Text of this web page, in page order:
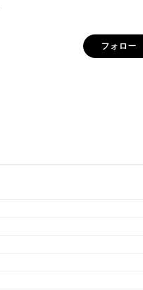
フォロー